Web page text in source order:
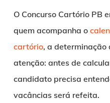
O Concurso Cartório PB
quem acompanha o
cartório, a determinação
atenção: antes de
candidato precisa
vacâncias será refeita.